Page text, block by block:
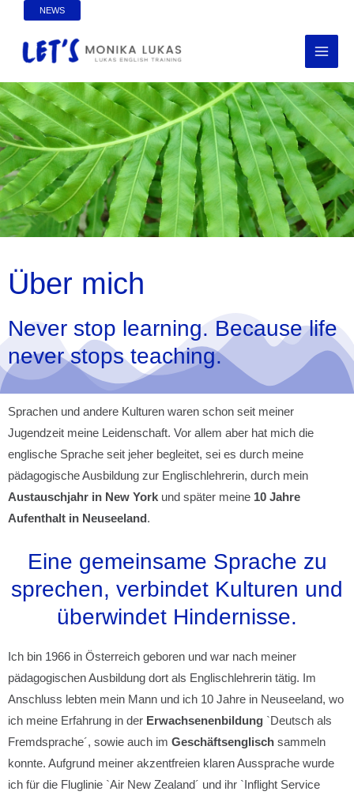
content
NEWS
Über mich
Never stop learning. Because life
never stops teaching.
Sprachen und andere Kulturen waren schon seit meiner
Jugendzeit meine Leidenschaft. Vor allem aber hat mich die
englische Sprache seit jeher begleitet, sei es durch meine
pädagogische Ausbildung zur Englischlehrerin, durch mein
Austauschjahr in New York und später meine 10 Jahre
Aufenthalt in Neuseeland .
Eine gemeinsame Sprache zu
sprechen, verbindet Kulturen und
überwindet Hindernisse.
Ich bin 1966 in Österreich geboren und war nach meiner
pädagogischen Ausbildung dort als Englischlehrerin tätig. Im
Anschluss lebten mein Mann und ich 10 Jahre in Neuseeland, wo
ich meine Erfahrung in der Erwachsenenbildung `Deutsch als
Fremdsprache´, sowie auch im Geschäftsenglisch sammeln
konnte. Aufgrund meiner akzentfreien klaren Aussprache wurde
ich für die Fluglinie `Air New Zealand´ und ihr `Inflight Service